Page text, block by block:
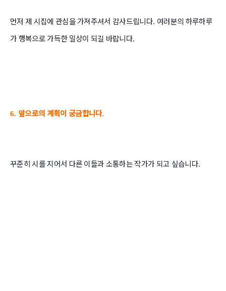
먼저 제 시집에 관심을 가져주셔서 감사드립니다. 여러분의 하루하루
가 행복으로 가득한 일상이 되길 바랍니다.
6. 앞으로의 계획이 궁금합니다.
꾸준히 시를 지어서 다른 이들과 소통하는 작가가 되고 싶습니다.